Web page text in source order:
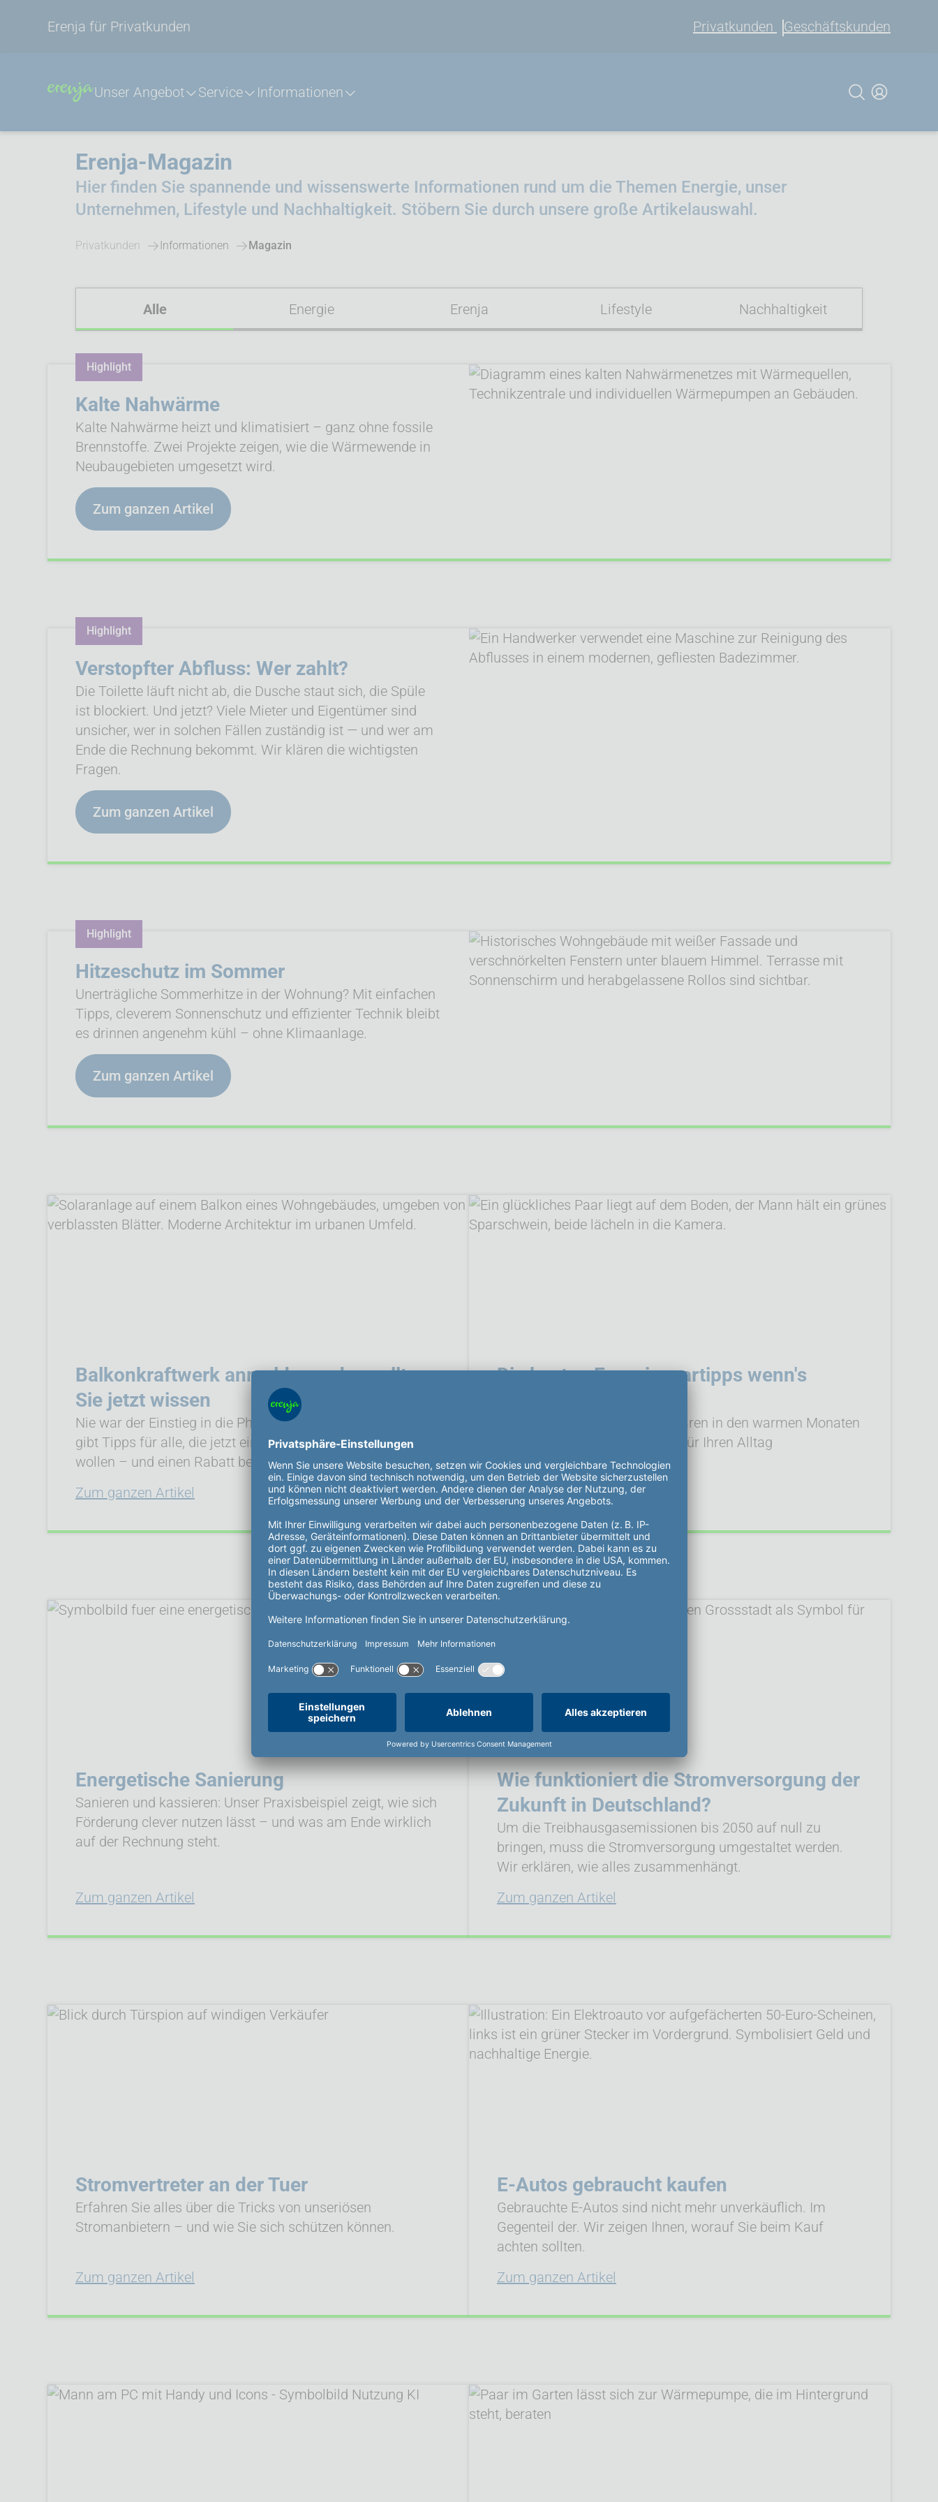
Erenja für Privatkunden Privatkunden Geschäftskunden
Unser Angebot Service Informationen
Erenja-Magazin
Hier finden Sie spannende und wissenswerte Informationen rund um die Themen Energie, unser
Unternehmen, Lifestyle und Nachhaltigkeit. Stöbern Sie durch unsere große Artikelauswahl.
Privatkunden Informationen Magazin
Alle Energie Erenja Lifestyle Nachhaltigkeit
Highlight
Kalte Nahwärme
Kalte Nahwärme heizt und klimatisiert – ganz ohne fossile
Brennstoffe. Zwei Projekte zeigen, wie die Wärmewende in
Neubaugebieten umgesetzt wird.
Zum ganzen Artikel
Highlight
Verstopfter Abfluss: Wer zahlt?
Die Toilette läuft nicht ab, die Dusche staut sich, die Spüle
ist blockiert. Und jetzt? Viele Mieter und Eigentümer sind
unsicher, wer in solchen Fällen zuständig ist — und wer am
Ende die Rechnung bekommt. Wir klären die wichtigsten
Fragen.
Zum ganzen Artikel
Highlight
Hitzeschutz im Sommer
Unerträgliche Sommerhitze in der Wohnung? Mit einfachen
Tipps, cleverem Sonnenschutz und effizienter Technik bleibt
es drinnen angenehm kühl – ohne Klimaanlage.
Zum ganzen Artikel
Balkonkraftwerk anmelden – das sollten
Sie jetzt wissen
Nie war der Einstieg in die Photovoltaik so einfach. Erenja
gibt Tipps für alle, die jetzt ein Balkonkraftwerk installieren
wollen – und einen Rabatt beim Online-Kauf.
Zum ganzen Artikel
Die besten Energiespartipps wenn's
So klappt’s mit dem Energiesparen in den warmen Monaten
– praktische Tipps von Erenja für Ihren Alltag
Zum ganzen Artikel
Energetische Sanierung
Sanieren und kassieren: Unser Praxisbeispiel zeigt, wie sich
Förderung clever nutzen lässt – und was am Ende wirklich
auf der Rechnung steht.
Zum ganzen Artikel
Wie funktioniert die Stromversorgung der
Zukunft in Deutschland?
Um die Treibhausgasemissionen bis 2050 auf null zu
bringen, muss die Stromversorgung umgestaltet werden.
Wir erklären, wie alles zusammenhängt.
Zum ganzen Artikel
Stromvertreter an der Tuer
Erfahren Sie alles über die Tricks von unseriösen
Stromanbietern – und wie Sie sich schützen können.
Zum ganzen Artikel
E-Autos gebraucht kaufen
Gebrauchte E-Autos sind nicht mehr unverkäuflich. Im
Gegenteil der. Wir zeigen Ihnen, worauf Sie beim Kauf
achten sollten.
Zum ganzen Artikel